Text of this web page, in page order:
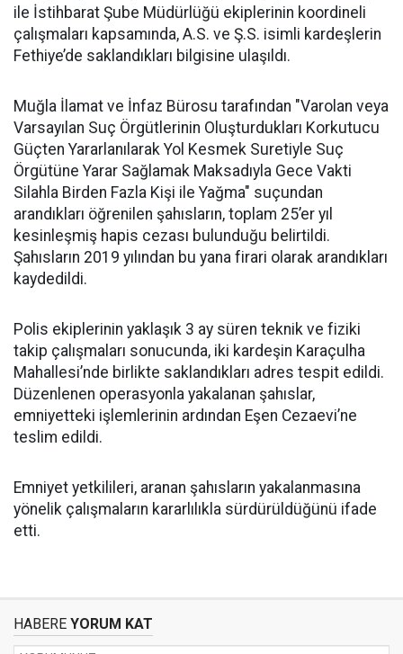
ile İstihbarat Şube Müdürlüğü ekiplerinin koordineli
çalışmaları kapsamında, A.S. ve Ş.S. isimli kardeşlerin
Fethiye’de saklandıkları bilgisine ulaşıldı.
Muğla İlamat ve İnfaz Bürosu tarafından "Varolan veya
Varsayılan Suç Örgütlerinin Oluşturdukları Korkutucu
Güçten Yararlanılarak Yol Kesmek Suretiyle Suç
Örgütüne Yarar Sağlamak Maksadıyla Gece Vakti
Silahla Birden Fazla Kişi ile Yağma" suçundan
arandıkları öğrenilen şahısların, toplam 25’er yıl
kesinleşmiş hapis cezası bulunduğu belirtildi.
Şahısların 2019 yılından bu yana firari olarak arandıkları
kaydedildi.
Polis ekiplerinin yaklaşık 3 ay süren teknik ve fiziki
takip çalışmaları sonucunda, iki kardeşin Karaçulha
Mahallesi’nde birlikte saklandıkları adres tespit edildi.
Düzenlenen operasyonla yakalanan şahıslar,
emniyetteki işlemlerinin ardından Eşen Cezaevi’ne
teslim edildi.
Emniyet yetkilileri, aranan şahısların yakalanmasına
yönelik çalışmaların kararlılıkla sürdürüldüğünü ifade
etti.
HABERE YORUM KAT